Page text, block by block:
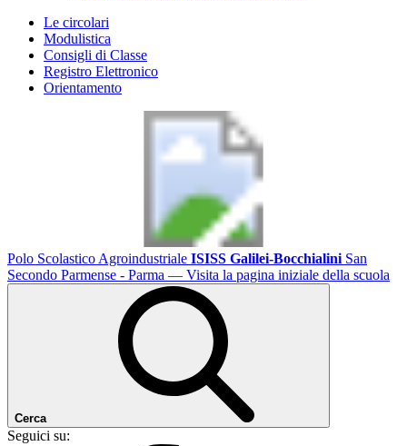
Le circolari
Modulistica
Consigli di Classe
Registro Elettronico
Orientamento
Polo Scolastico Agroindustriale ISISS Galilei-Bocchialini San
Secondo Parmense - Parma — Visita la pagina iniziale della scuola
Cerca
Seguici su: